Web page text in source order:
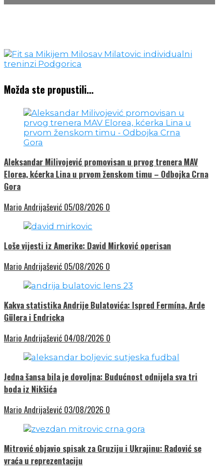
Možda ste propustili…
Aleksandar Milivojević promovisan u prvog trenera MAV
Elorea, kćerka Lina u prvom ženskom timu – Odbojka Crna
Gora
Mario Andrijašević 05/08/2026 0
Loše vijesti iz Amerike: David Mirković operisan
Mario Andrijašević 05/08/2026 0
Kakva statistika Andrije Bulatovića: Ispred Fermína, Arde
Gülera i Endricka
Mario Andrijašević 04/08/2026 0
Jedna šansa bila je dovoljna: Budućnost odnijela sva tri
boda iz Nikšića
Mario Andrijašević 03/08/2026 0
Mitrović objavio spisak za Gruziju i Ukrajinu: Radović se
vraća u reprezentaciju